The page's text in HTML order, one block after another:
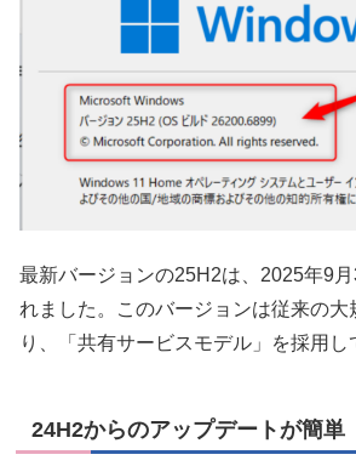
最新バージョンの25H2は、2025年9
れました。このバージョンは従来の大
り、「共有サービスモデル」を採用し
24H2からのアップデートが簡単